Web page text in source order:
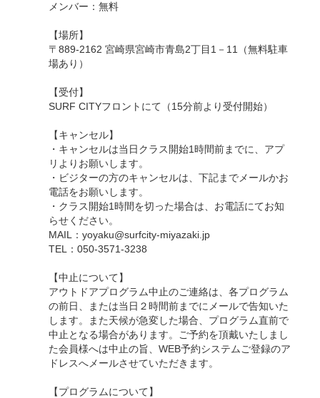
メンバー：無料
【場所】
〒889-2162 宮崎県宮崎市青島2丁目1－11（無料駐車
場あり）
【受付】
SURF CITYフロントにて（15分前より受付開始）
【キャンセル】
・キャンセルは当日クラス開始1時間前までに、アプ
リよりお願いします。
・ビジターの方のキャンセルは、下記までメールかお
電話をお願いします。
・クラス開始1時間を切った場合は、お電話にてお知
らせください。
MAIL：yoyaku@surfcity-miyazaki.jp
TEL：050-3571-3238
【中止について】
アウトドアプログラム中止のご連絡は、各プログラム
の前日、または当日２時間前までにメールで告知いた
します。また天候が急変した場合、プログラム直前で
中止となる場合があります。ご予約を頂戴いたしまし
た会員様へは中止の旨、WEB予約システムご登録のア
ドレスへメールさせていただきます。
【プログラムについて】